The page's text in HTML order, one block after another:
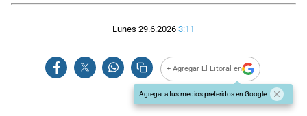
Lunes 29.6.2026 3:11
+ Agregar El Litoral en
Agregar a tus medios preferidos en Google